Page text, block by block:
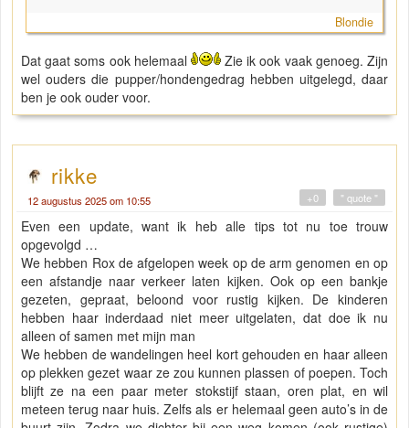
Blondie
Dat gaat soms ook helemaal
Zie ik ook vaak genoeg. Zijn
wel ouders die pupper/hondengedrag hebben uitgelegd, daar
ben je ook ouder voor.
rikke
12 augustus 2025 om 10:55 " quote "
+0
Even een update, want ik heb alle tips tot nu toe trouw
opgevolgd …
We hebben Rox de afgelopen week op de arm genomen en op
een afstandje naar verkeer laten kijken. Ook op een bankje
gezeten, gepraat, beloond voor rustig kijken. De kinderen
hebben haar inderdaad niet meer uitgelaten, dat doe ik nu
alleen of samen met mijn man
We hebben de wandelingen heel kort gehouden en haar alleen
op plekken gezet waar ze zou kunnen plassen of poepen. Toch
blijft ze na een paar meter stokstijf staan, oren plat, en wil
meteen terug naar huis. Zelfs als er helemaal geen auto’s in de